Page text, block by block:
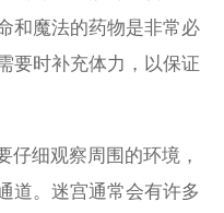
和魔法的药物是非常必
要时补充体力，以保证
仔细观察周围的环境，
道。迷宫通常会有许多